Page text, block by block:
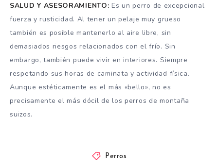
SALUD Y ASESORAMIENTO:Es un perro de excepcional
fuerza y ​​rusticidad. Al tener un pelaje muy grueso
también es posible mantenerlo al aire libre, sin
demasiados riesgos relacionados con el frío. Sin
embargo, también puede vivir en interiores. Siempre
respetando sus horas de caminata y actividad física.
Aunque estéticamente es el más «bello», no es
precisamente el más dócil de los perros de montaña
suizos.
Perros